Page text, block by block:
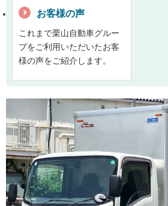
お客様の声
これまで栗山自動車グルー
プをご利用いただいたお客
様の声をご紹介します。